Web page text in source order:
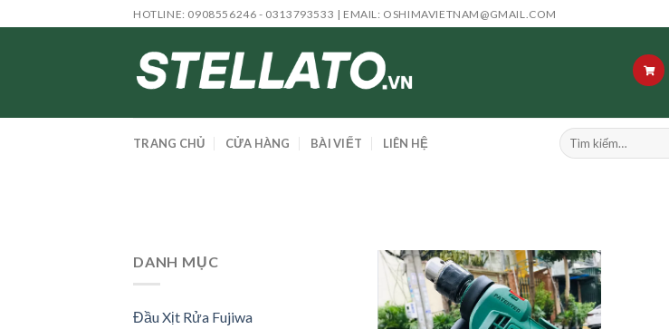
to
HOTLINE: 0908556246 - 0313793533 | EMAIL: OSHIMAVIETNAM@GMAIL.COM
TRANG CHỦ CỬA HÀNG BÀI VIẾT LIÊN HỆ
Tìm
kiếm:
DANH MỤC
Đầu Xịt Rửa Fujiwa